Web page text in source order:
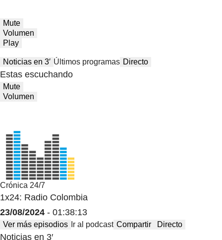
Mute
Volumen
Play
Noticias en 3′ Últimos programas Directo
Estas escuchando
Mute
Volumen
Crónica 24/7
1x24: Radio Colombia
23/08/2024 - 01:38:13
Ver más episodios Ir al podcast Compartir Directo
Noticias en 3′